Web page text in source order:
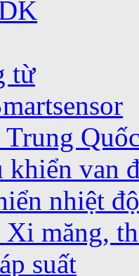
từ
khiển van
nhiệt
măng,
suất